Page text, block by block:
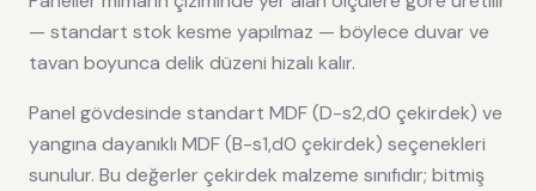
— standart stok kesme yapılmaz — böylece duvar ve
tavan boyunca delik düzeni hizalı kalır.
Panel gövdesinde standart MDF (D-s2,d0 çekirdek) ve
yangına dayanıklı MDF (B-s1,d0 çekirdek) seçenekleri
sunulur. Bu değerler çekirdek malzeme sınıfıdır; bitmiş